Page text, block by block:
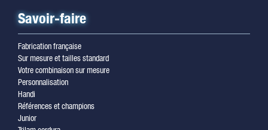
Savoir-faire
Fabrication française
Sur mesure et tailles standard
Votre combinaison sur mesure
Personnalisation
Handi
Références et champions
Junior